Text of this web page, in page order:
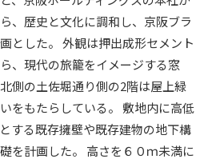
、歴史と文化に調和し、京阪ブラ
とした。 外観は押出成形セメント
、現代の旅籠をイメージする窓
側の土佐堀通り側の2階は屋上緑
をもたらしている。 敷地内に高低
する既存擁壁や既存建物の地下構
を計画した。 高さを６０ｍ未満に